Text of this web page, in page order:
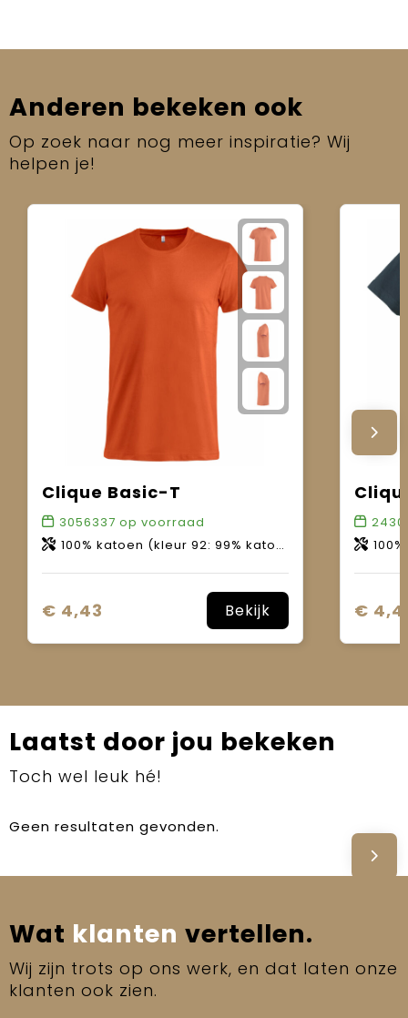
Anderen bekeken ook
Op zoek naar nog meer inspiratie? Wij
helpen je!
Clique Basic-T
3056337 op voorraad
100% katoen (kleur 92: 99% katoen, 1% viscose / kleur 95: 85% katoen, 15% viscose / kleur 955: 60% katoen, 40% polyester).
€ 4,43 Bekijk
100%
€
Laatst door jou bekeken
Toch wel leuk hé!
Geen resultaten gevonden.
Wat klanten vertellen.
Wij zijn trots op ons werk, en dat laten onze
klanten ook zien.